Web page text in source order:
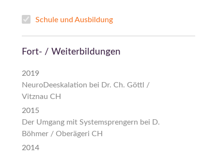
Schule und Ausbildung
Fort- / Weiterbildungen
2019
NeuroDeeskalation bei Dr. Ch. Göttl /
Vitznau CH
2015
Der Umgang mit Systemsprengern bei D.
Böhmer / Oberägeri CH
2014